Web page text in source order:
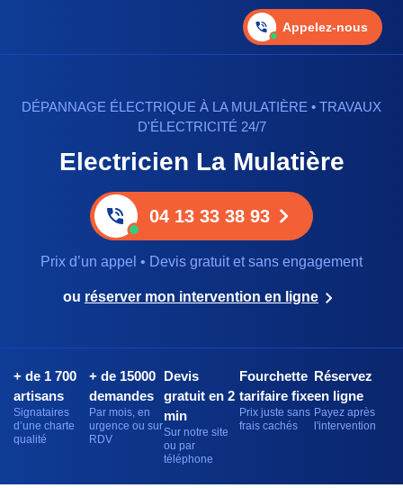
Appelez-nous
DÉPANNAGE ÉLECTRIQUE À LA MULATIÈRE • TRAVAUX
D'ÉLECTRICITÉ 24/7
Electricien La Mulatière
04 13 33 38 93
Prix d’un appel • Devis gratuit et sans engagement
ou réserver mon intervention en ligne
+ de 1 700
artisans
Signataires
d’une charte
qualité
+ de 15000
demandes
Par mois, en
urgence ou sur
RDV
Devis
gratuit en 2
min
Sur notre site
ou par
téléphone
Fourchette
tarifaire fixe
Prix juste sans
frais cachés
Réservez
en ligne
Payez après
l'intervention